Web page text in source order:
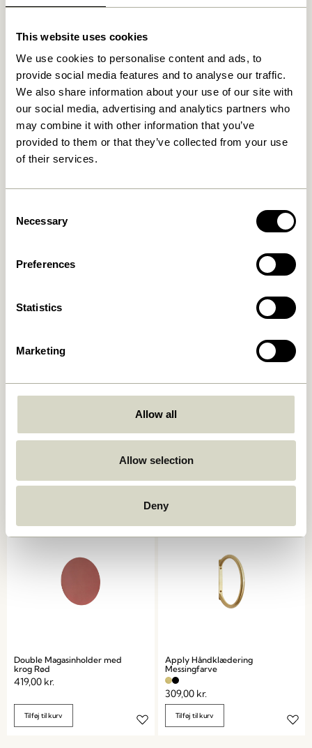
This website uses cookies
We use cookies to personalise content and ads, to
provide social media features and to analyse our traffic.
We also share information about your use of our site with
our social media, advertising and analytics partners who
may combine it with other information that you’ve
provided to them or that they’ve collected from your use
of their services.
Selection
Necessary
Preferences
Statistics
Marketing
Allow all
Allow selection
Deny
Relaterede varer
Tilføj til kurv
Entre Knage Small Natur
Spot Knager Flerfarvet (sæt
af 3)
Tilføj til kurv
Loop Håndklædeholder
Lysegrå
309,00
Tilføj til kurv
Double Magasinholder med
krog Rød
419,00 kr.
Tilføj til kurv
Apply Håndklædering
Messingfarve
309,00 kr.
Tilføj til kurv